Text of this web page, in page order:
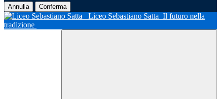
Annulla Conferma
Liceo Sebastiano Satta Il futuro nella
tradizione